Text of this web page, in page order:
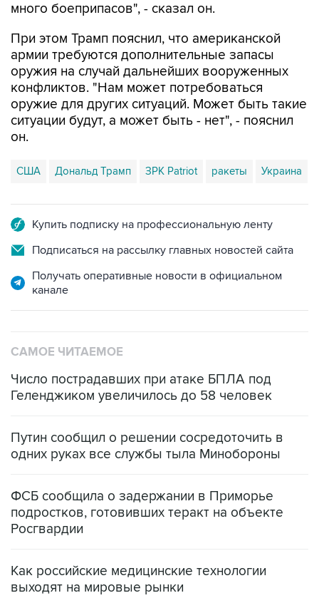
много боеприпасов", - сказал он.
При этом Трамп пояснил, что американской
армии требуются дополнительные запасы
оружия на случай дальнейших вооруженных
конфликтов. "Нам может потребоваться
оружие для других ситуаций. Может быть такие
ситуации будут, а может быть - нет", - пояснил
он.
США Дональд Трамп ЗРК Patriot ракеты Украина
Купить подписку на профессиональную ленту
Подписаться на рассылку главных новостей сайта
Получать оперативные новости в официальном
канале
САМОЕ ЧИТАЕМОЕ
Число пострадавших при атаке БПЛА под
Геленджиком увеличилось до 58 человек
Путин сообщил о решении сосредоточить в
одних руках все службы тыла Минобороны
ФСБ сообщила о задержании в Приморье
подростков, готовивших теракт на объекте
Росгвардии
Как российские медицинские технологии
выходят на мировые рынки